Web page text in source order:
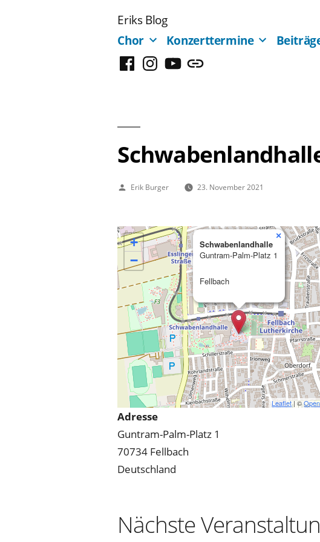
Eriks Blog
Chor
Konzerttermine
FacebookInstagram
YouTubeMastodon
Veröffentlicht
Erik Burger 23. November 2021
Schwabenlandhalle
Guntram-Palm-Platz 1
Fellbach
×
+
−
Leaflet| ©
Adresse
Guntram-Palm-Platz 1
70734 Fellbach
Deutschland
Nächste